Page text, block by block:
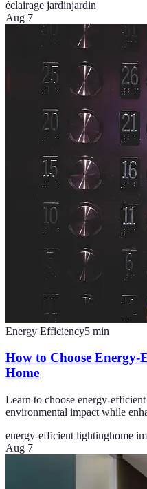
éclairage jardinjardin
Aug 7
Energy Efficiency5 min
How to Choose
Home
Learn to choose energy-
environmental impact while
energy-efficient lightinghome
Aug 7